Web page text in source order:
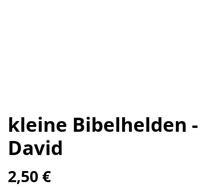
kleine Bibelhelden -
David
2,50 €